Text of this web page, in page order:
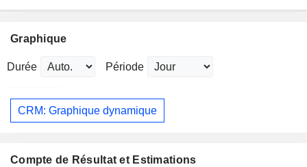
Graphique
Durée Période
CRM: Graphique dynamique
Compte de Résultat et Estimations